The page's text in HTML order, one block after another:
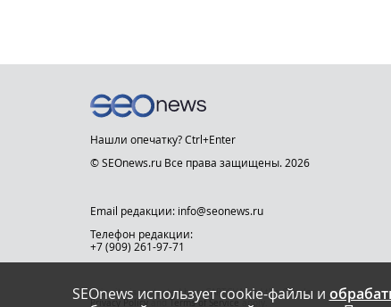
SEOnews использует cookie-файлы и
Нашли опечатку? Ctrl+Enter
© SEOnews.ru Все права защищены. 2026
Email редакции: info@seonews.ru
Телефон редакции:
+7 (909) 261-97-71
This site is protected by reCAPTCHA and the Google
Privacy Policyand Terms of Serviceapply.